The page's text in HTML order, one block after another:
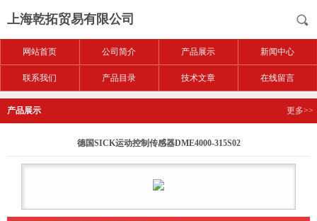
上海乾拓贸易有限公司
网站首页 公司简介 产品展示 新闻中心
联系我们 产品目录 技术文章 在线留言
产品展示 更多>>
德国SICK运动控制传感器DME4000-315S02